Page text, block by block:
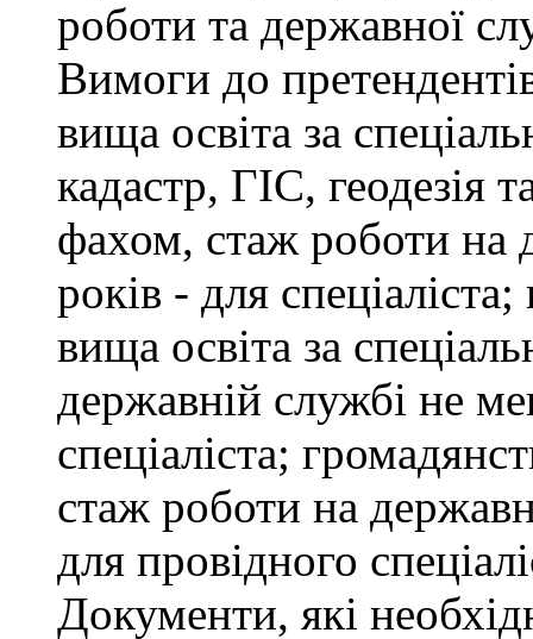
роботи та державної
Вимоги до
вища освіта за
кадастр, ГІС, геодезія
фахом, стаж роботи на
років - для
вища освіта за
державній службі не
спеціаліста;
стаж роботи на
для провідного
Документи, які